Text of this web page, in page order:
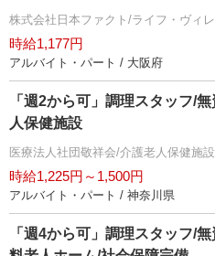
株式会社日本ファクト/ライフ・ヴィ
時給1,177円
アルバイト・パート / 大阪府
「週2から可」調理スタッフ/
人保健施設
医療法人社団敬祥会/介護老人保健施
時給1,225円～1,500円
アルバイト・パート / 神奈川県
「週4から可」調理スタッフ/